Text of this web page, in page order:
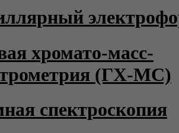
хромато-масс-
(ГХ-МС)
спектроскопия